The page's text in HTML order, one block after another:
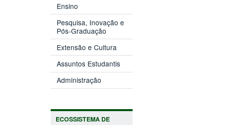
Ensino
em
nova
janela)
Pesquisa, Inovação e
Pós-Graduação (abre
em
nova
janela)
Extensão e Cultura
em
nova
janela)
Assuntos Estudantis(abre
em
janela)
Administração
em
ECOSSISTEMA DE